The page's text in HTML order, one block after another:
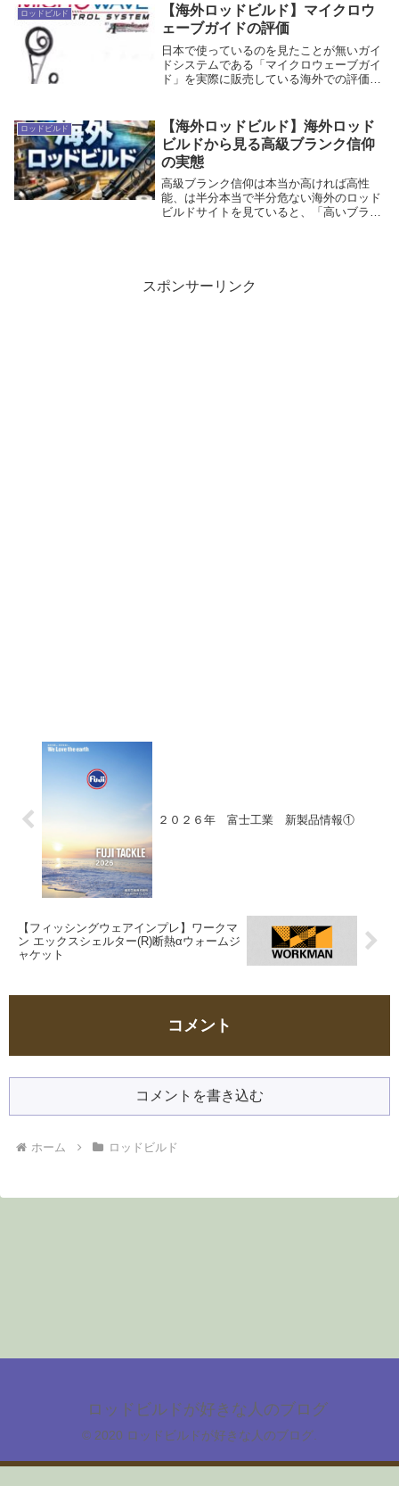
が、どうせ直すならグリップやリールシー
トまで交換し、...
ロッドビルド
【海外ロッドビルド】マイクロウ
ェーブガイドの評価
日本で使っているのを見たことが無いガイ
ドシステムである「マイクロウェーブガイ
ド」を実際に販売している海外での評価を
ステムマイクロウェーブガイドはAmerican
T...
ロッドビルド
【海外ロッドビルド】海外ロッド
ビルドから見る高級ブランク信仰
の実態
高級ブランク信仰は本当か高ければ高性
能、は半分本当で半分危ない海外のロッド
ビルドサイトを見ていると、「高いブラン
スポンサーリンク
２０２６年 富士工業 新製品情報①
【フィッシングウェアインプレ】ワークマ
ン エックスシェルター(R)断熱αウォームジ
ャケット
コメント
コメントを書き込む
ホーム ロッドビルド
ロッドビルドが好きな人のブログ
© 2020 ロッドビルドが好きな人のブログ.